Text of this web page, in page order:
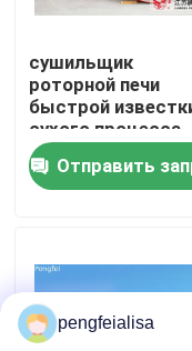
Свяжитесь мы
Новости
Активная
сушильщик
роторной печи
быстрой
сухого процесса
800tpd
Отправить
pengfeialisa